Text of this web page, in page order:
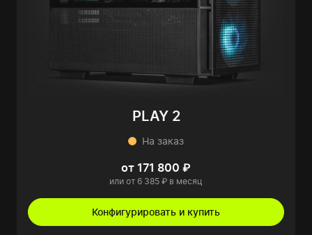
PLAY 2
На заказ
от 171 800 ₽
или от 6 385 ₽ в месяц
Конфигурировать и купить